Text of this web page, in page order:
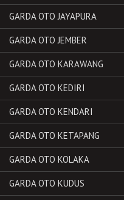
GARDA OTO JAYAPURA
GARDA OTO JEMBER
GARDA OTO KARAWANG
GARDA OTO KEDIRI
GARDA OTO KENDARI
GARDA OTO KETAPANG
GARDA OTO KOLAKA
GARDA OTO KUDUS